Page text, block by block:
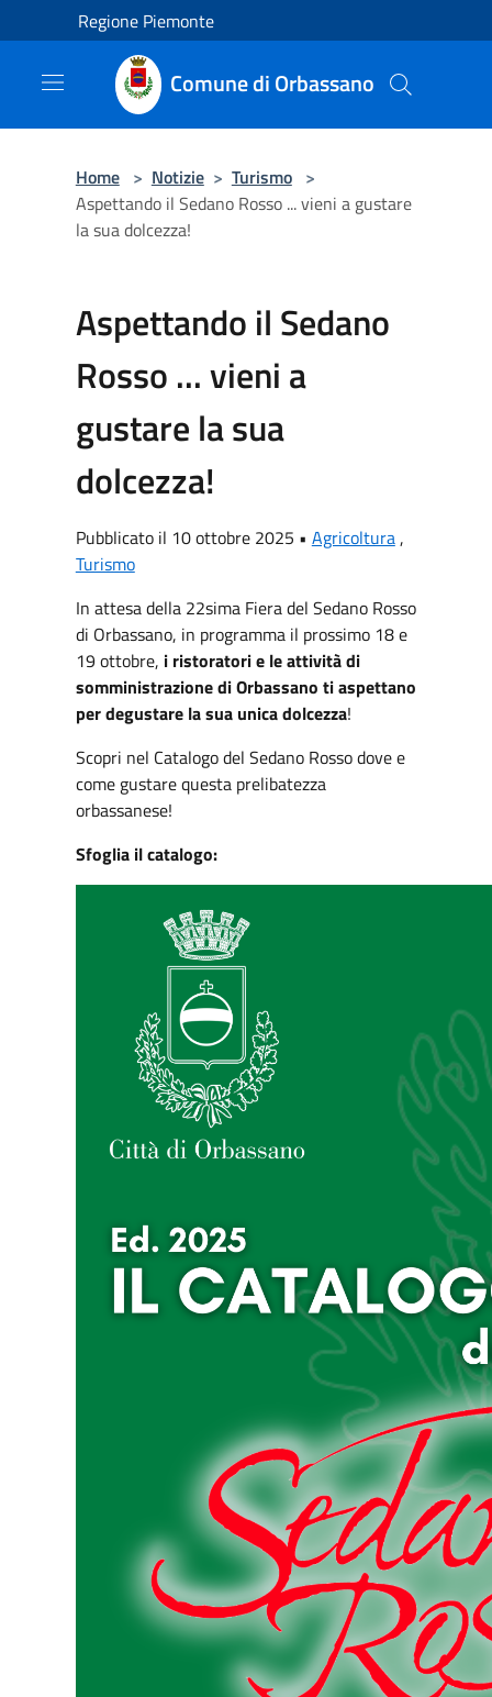
Salta al contenuto principale
Regione Piemonte
Comune di Orbassano
Home > Notizie > Turismo >
Aspettando il Sedano Rosso ... vieni a gustare
la sua dolcezza!
Aspettando il Sedano
Rosso ... vieni a
gustare la sua
dolcezza!
Pubblicato il 10 ottobre 2025 • Agricoltura,
Turismo
In attesa della 22sima Fiera del Sedano Rosso
di Orbassano, in programma il prossimo 18 e
19 ottobre, i ristoratori e le attività di
somministrazione di Orbassano ti aspettano
per degustare la sua unica dolcezza!
Scopri nel Catalogo del Sedano Rosso dove e
come gustare questa prelibatezza
orbassanese!
Sfoglia il catalogo: